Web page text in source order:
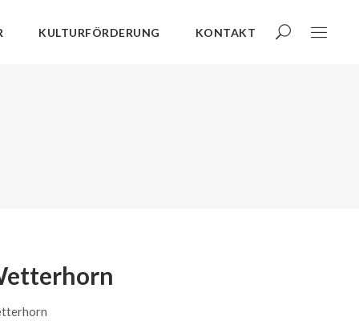
KULTURFÖRDERUNG KONTAKT